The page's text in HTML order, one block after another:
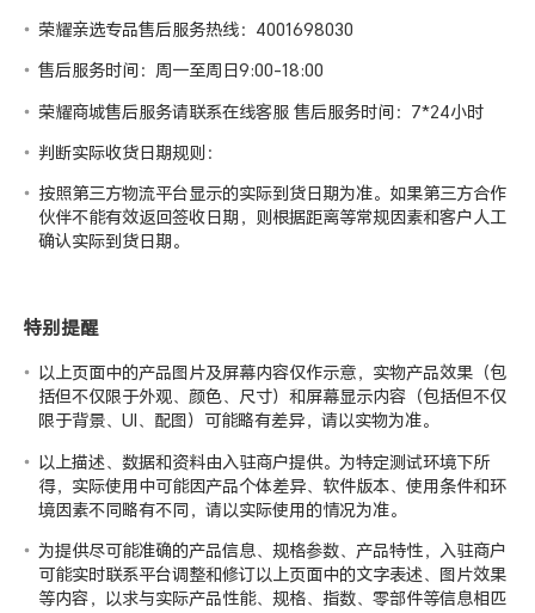
荣耀亲选专品售后服务热线：4001698030
售后服务时间：周一至周日9:00-18:00
荣耀商城售后服务请联系在线客服 售后服务时间：7*24小时
判断实际收货日期规则：
按照第三方物流平台显示的实际到货日期为准。如果第三方合作
伙伴不能有效返回签收日期，则根据距离等常规因素和客户人工
确认实际到货日期。
特别提醒
以上页面中的产品图片及屏幕内容仅作示意，实物产品效果（包
括但不仅限于外观、颜色、尺寸）和屏幕显示内容（包括但不仅
限于背景、UI、配图）可能略有差异，请以实物为准。
以上描述、数据和资料由入驻商户提供。为特定测试环境下所
得，实际使用中可能因产品个体差异、软件版本、使用条件和环
境因素不同略有不同，请以实际使用的情况为准。
为提供尽可能准确的产品信息、规格参数、产品特性，入驻商户
可能实时联系平台调整和修订以上页面中的文字表述、图片效果
等内容，以求与实际产品性能、规格、指数、零部件等信息相匹